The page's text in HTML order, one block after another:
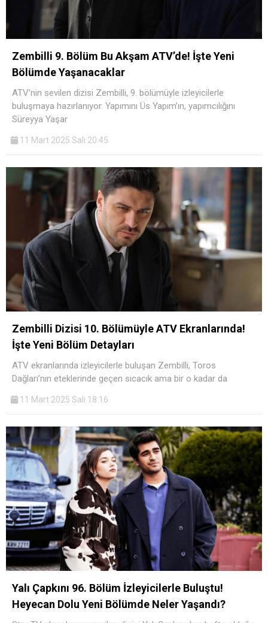
Zembilli 9. Bölüm Bu Akşam ATV’de! İşte Yeni
Bölümde Yaşanacaklar
ATV’nin sevilen dizisi Zembilli, 9. bölümüyle izleyicilerle
buluşmaya hazırlanıyor. Yapımını Üs Yapım’ın, yapımcılığını
Süreyya Yaşar
11 Mart 2025 Salı 20:45
Zembilli Dizisi 10. Bölümüyle ATV Ekranlarında!
İşte Yeni Bölüm Detayları
ATV ekranlarında izleyicilerle buluşan Zembilli, Toros
Dağları’nın eteklerinde geçen sıcacık ama bir o kadar da
11 Mart 2025 Salı 18:16
Yalı Çapkını 96. Bölüm İzleyicilerle Buluştu!
Heyecan Dolu Yeni Bölümde Neler Yaşandı?